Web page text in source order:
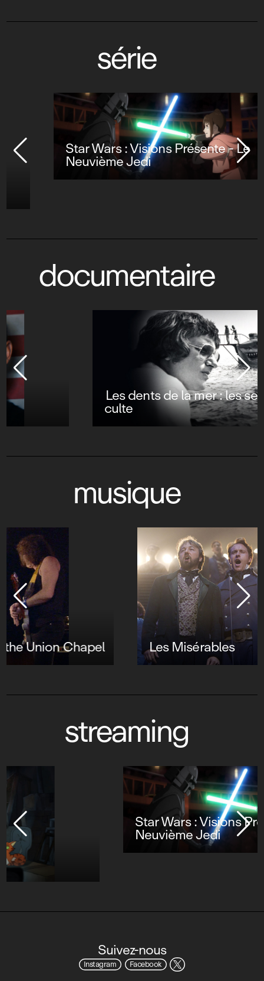
série
Star Wars : Visions Présente - Le
Neuvième Jedi
documentaire
Les dents de la mer : les secrets d’un film
culte
musique
Les Misérables
streaming
Star Wars : Visions Présente - Le
Neuvième Jedi
Suivez-nous
Instagram Facebook